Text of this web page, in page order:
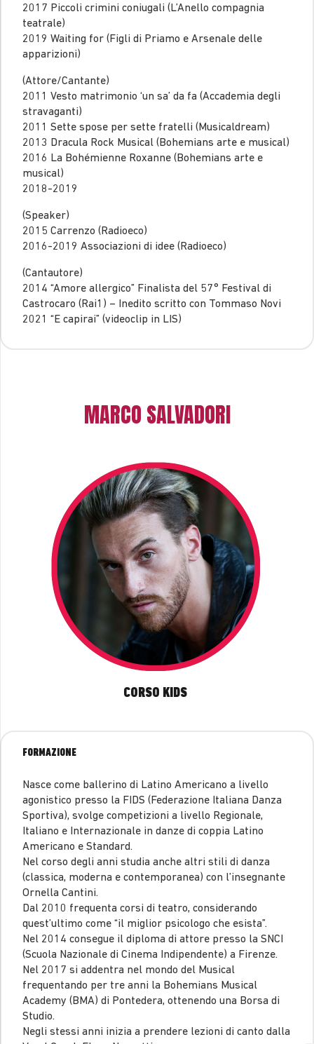
2017 Piccoli crimini coniugali (L’Anello compagnia
teatrale)
2019 Waiting for (Figli di Priamo e Arsenale delle
apparizioni)
(Attore/Cantante)
2011 Vesto matrimonio ‘un sa’ da fa (Accademia degli
stravaganti)
2011 Sette spose per sette fratelli (Musicaldream)
2013 Dracula Rock Musical (Bohemians arte e musical)
2016 La Bohémienne Roxanne (Bohemians arte e
musical)
2018-2019
(Speaker)
2015 Carrenzo (Radioeco)
2016-2019 Associazioni di idee (Radioeco)
(Cantautore)
2014 “Amore allergico” Finalista del 57° Festival di
Castrocaro (Rai1) – Inedito scritto con Tommaso Novi
2021 “E capirai” (videoclip in LIS)
MARCO SALVADORI
CORSO KIDS
FORMAZIONE
Nasce come ballerino di Latino Americano a livello
agonistico presso la FIDS (Federazione Italiana Danza
Sportiva), svolge competizioni a livello Regionale,
Italiano e Internazionale in danze di coppia Latino
Americano e Standard.
Nel corso degli anni studia anche altri stili di danza
(classica, moderna e contemporanea) con l’insegnante
Ornella Cantini.
Dal 2010 frequenta corsi di teatro, considerando
quest’ultimo come “il miglior psicologo che esista”.
Nel 2014 consegue il diploma di attore presso la SNCI
(Scuola Nazionale di Cinema Indipendente) a Firenze.
Nel 2017 si addentra nel mondo del Musical
frequentando per tre anni la Bohemians Musical
Academy (BMA) di Pontedera, ottenendo una Borsa di
Studio.
Negli stessi anni inizia a prendere lezioni di canto dalla